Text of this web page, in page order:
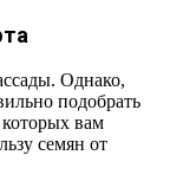
Однако,
подобрать
которых вам
семян от